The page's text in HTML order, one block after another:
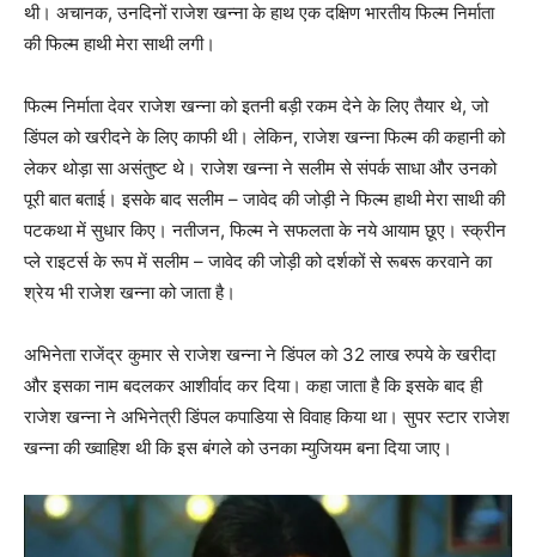
थी। अचानक, उनदिनों राजेश खन्‍ना के हाथ एक दक्षिण भारतीय फिल्‍म निर्माता
की फिल्‍म हाथी मेरा साथी लगी।
फिल्‍म निर्माता देवर राजेश खन्‍ना को इतनी बड़ी रकम देने के लिए तैयार थे, जो
डिंपल को खरीदने के लिए काफी थी। लेकिन, राजेश खन्‍ना फिल्‍म की कहानी को
लेकर थोड़ा सा असंतुष्‍ट थे। राजेश खन्‍ना ने सलीम से संपर्क साधा और उनको
पूरी बात बताई। इसके बाद सलीम – जावेद की जोड़ी ने फिल्‍म हाथी मेरा साथी की
पटकथा में सुधार किए। नतीजन, फिल्‍म ने सफलता के नये आयाम छूए। स्‍क्रीन
प्‍ले राइटर्स के रूप में सलीम – जावेद की जोड़ी को दर्शकों से रूबरू करवाने का
श्रेय भी राजेश खन्‍ना को जाता है।
अभिनेता राजेंद्र कुमार से राजेश खन्‍ना ने डिंपल को 32 लाख रुपये के खरीदा
और इसका नाम बदलकर आशीर्वाद कर दिया। कहा जाता है कि इसके बाद ही
राजेश खन्‍ना ने अभिनेत्री डिंपल कपाडिया से विवाह किया था। सुपर स्‍टार राजेश
खन्‍ना की ख्वाहिश थी कि इस बंगले को उनका म्युजियम बना दिया जाए।